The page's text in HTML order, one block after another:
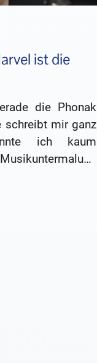
ist die
die Phonak
schreibt mir ganz
ich kaum
und